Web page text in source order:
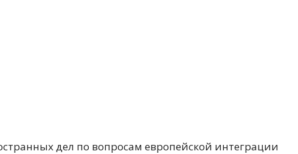
дел по вопросам европейской интеграции